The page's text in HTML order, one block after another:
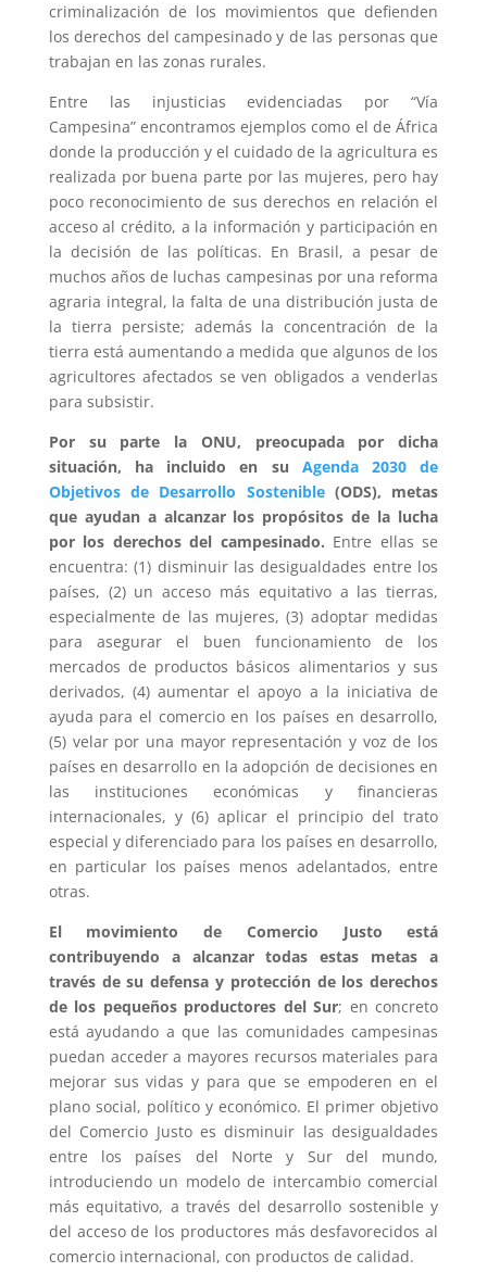
criminalización de los movimientos que defienden
los derechos del campesinado y de las personas que
trabajan en las zonas rurales.
Entre las injusticias evidenciadas por “Vía
Campesina” encontramos ejemplos como el de África
donde la producción y el cuidado de la agricultura es
realizada por buena parte por las mujeres, pero hay
poco reconocimiento de sus derechos en relación el
acceso al crédito, a la información y participación en
la decisión de las políticas. En Brasil, a pesar de
muchos años de luchas campesinas por una reforma
agraria integral, la falta de una distribución justa de
la tierra persiste; además la concentración de la
tierra está aumentando a medida que algunos de los
agricultores afectados se ven obligados a venderlas
para subsistir.
Por su parte la ONU, preocupada por dicha
situación, ha incluido en su Agenda 2030 de
Objetivos de Desarrollo Sostenible(ODS), metas
que ayudan a alcanzar los propósitos de la lucha
por los derechos del campesinado. Entre ellas se
encuentra: (1) disminuir las desigualdades entre los
países, (2) un acceso más equitativo a las tierras,
especialmente de las mujeres, (3) adoptar medidas
para asegurar el buen funcionamiento de los
mercados de productos básicos alimentarios y sus
derivados, (4) aumentar el apoyo a la iniciativa de
ayuda para el comercio en los países en desarrollo,
(5) velar por una mayor representación y voz de los
países en desarrollo en la adopción de decisiones en
las instituciones económicas y financieras
internacionales, y (6) aplicar el principio del trato
especial y diferenciado para los países en desarrollo,
en particular los países menos adelantados, entre
otras.
El movimiento de Comercio Justo está
contribuyendo a alcanzar todas estas metas a
través de su defensa y protección de los derechos
de los pequeños productores del Sur; en concreto
está ayudando a que las comunidades campesinas
puedan acceder a mayores recursos materiales para
mejorar sus vidas y para que se empoderen en el
plano social, político y económico. El primer objetivo
del Comercio Justo es disminuir las desigualdades
entre los países del Norte y Sur del mundo,
introduciendo un modelo de intercambio comercial
más equitativo, a través del desarrollo sostenible y
del acceso de los productores más desfavorecidos al
comercio internacional, con productos de calidad.